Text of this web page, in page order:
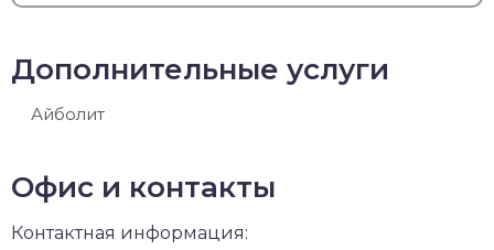
Дополнительные услуги
Айболит
Офис и контакты
Контактная информация: